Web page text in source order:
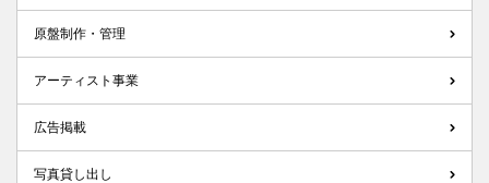
原盤制作・管理
アーティスト事業
広告掲載
写真貸し出し